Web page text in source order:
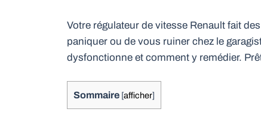
Votre régulateur de vitesse Renault fait
paniquer ou de vous ruiner chez le
dysfonctionne et comment y remédier.
Sommaire [afficher]